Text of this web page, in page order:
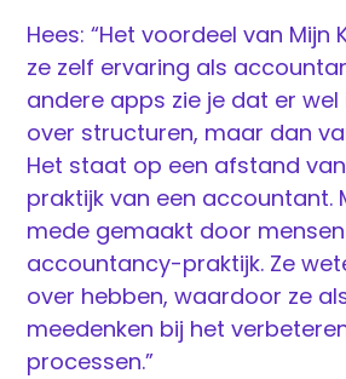
Hees: “Het voordeel van Mijn
ze zelf ervaring als
andere apps zie je dat er
over structuren, maar dan
Het staat op een afstand
praktijk van een accountant.
mede gemaakt door
accountancy-praktijk. Ze
over hebben, waardoor ze
meedenken bij het
processen.”